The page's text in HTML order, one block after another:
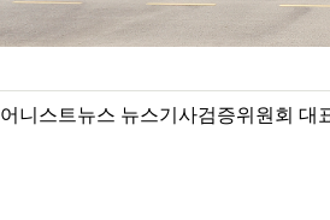
어니스트뉴스 뉴스기사검증위원회 대